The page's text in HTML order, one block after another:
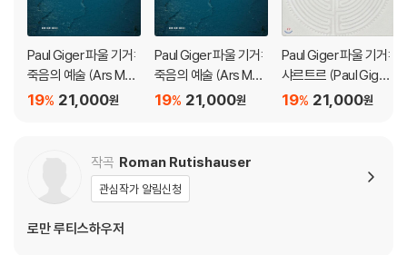
Paul Giger 파울 기거:
죽음의 예술 (Ars Mori
endi) 21,000원
19%
Paul Giger 파울 기거:
죽음의 예술 (Ars Mori
endi) 21,000원
19%
Paul Giger 파울 기거:
샤르트르 (Paul Giger:
Chartres)21,000원
19%
작곡 Roman Rutishauser
관심작가 알림신청
로만 루티스하우저